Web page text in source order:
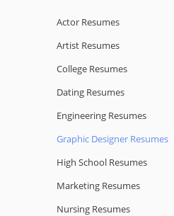
Actor Resumes
Artist Resumes
College Resumes
Dating Resumes
Engineering Resumes
Graphic Designer Resumes
High School Resumes
Marketing Resumes
Nursing Resumes